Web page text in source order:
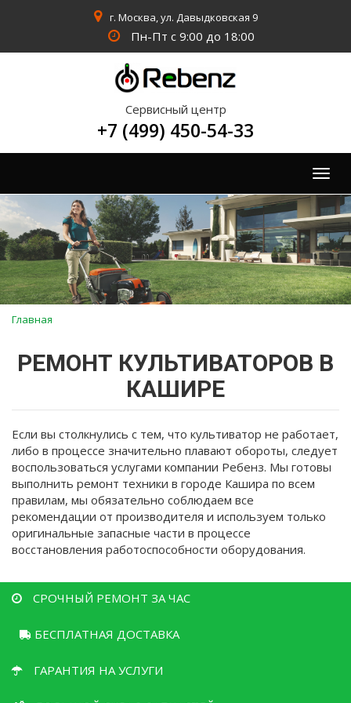
г. Москва, ул. Давыдковская 9
Пн-Пт с 9:00 до 18:00
Сервисный центр
+7 (499) 450-54-33
Вы
здесь
Главная
РЕМОНТ КУЛЬТИВАТОРОВ В
КАШИРЕ
Если вы столкнулись с тем, что культиватор не работает,
либо в процессе значительно плавают обороты, следует
воспользоваться услугами компании Ребенз. Мы готовы
выполнить ремонт техники в городе Кашира по всем
правилам, мы обязательно соблюдаем все
рекомендации от производителя и используем только
оригинальные запасные части в процессе
восстановления работоспособности оборудования.
СРОЧНЫЙ РЕМОНТ ЗА ЧАС
БЕСПЛАТНАЯ ДОСТАВКА
ГАРАНТИЯ НА УСЛУГИ